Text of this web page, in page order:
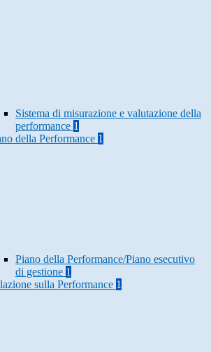
Sistema di misurazione e valutazione della
performance 1
della Performance 1
Piano della Performance/Piano esecutivo
di gestione 1
sulla Performance 1